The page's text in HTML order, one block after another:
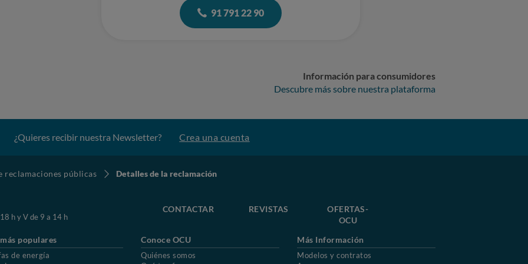
91 791 22 90
Información para consumidores
Descubre más sobre nuestra plataforma
¿Quieres recibir nuestra Newsletter? Crea una cuenta
reclamaciones públicas Detalles de la reclamación
h y V de 9 a 14 h
CONTACTAR REVISTAS
OFERTAS-
OCU
populares
de energía
Conoce OCU
Quiénes somos
Más Información
Modelos y contratos